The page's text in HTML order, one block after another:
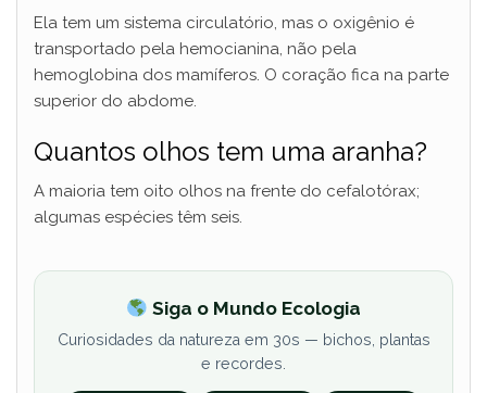
Ela tem um sistema circulatório, mas o oxigênio é
transportado pela hemocianina, não pela
hemoglobina dos mamíferos. O coração fica na parte
superior do abdome.
Quantos olhos tem uma aranha?
A maioria tem oito olhos na frente do cefalotórax;
algumas espécies têm seis.
Siga o Mundo Ecologia
Curiosidades da natureza em 30s — bichos, plantas
e recordes.